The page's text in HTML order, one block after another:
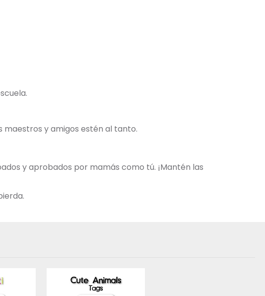
maestros y amigos estén al tanto.
y aprobados por mamás como tú. ¡Mantén las